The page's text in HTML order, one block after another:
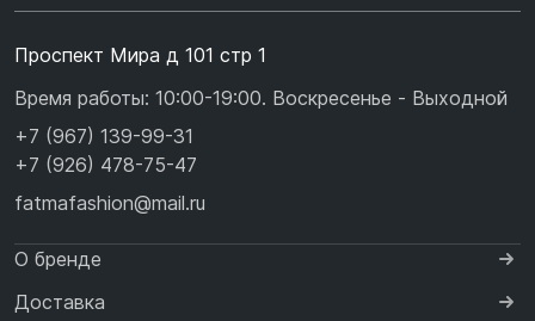
Проспект Мира д 101 стр 1
Время работы: 10:00-19:00. Воскресенье - Выходной
+7 (967) 139-99-31
+7 (926) 478-75-47
fatmafashion@mail.ru
О бренде
Доставка